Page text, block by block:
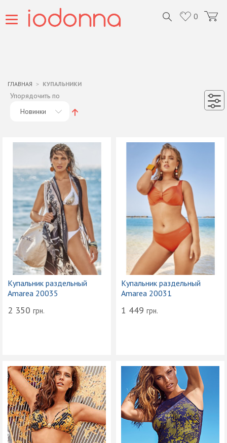
0
ГЛАВНАЯ КУПАЛЬНИКИ
Упорядочить по
Новинки
Купальник раздельный
Amarea 20035
2 350 грн.
Купальник раздельный
Amarea 20031
1 449 грн.